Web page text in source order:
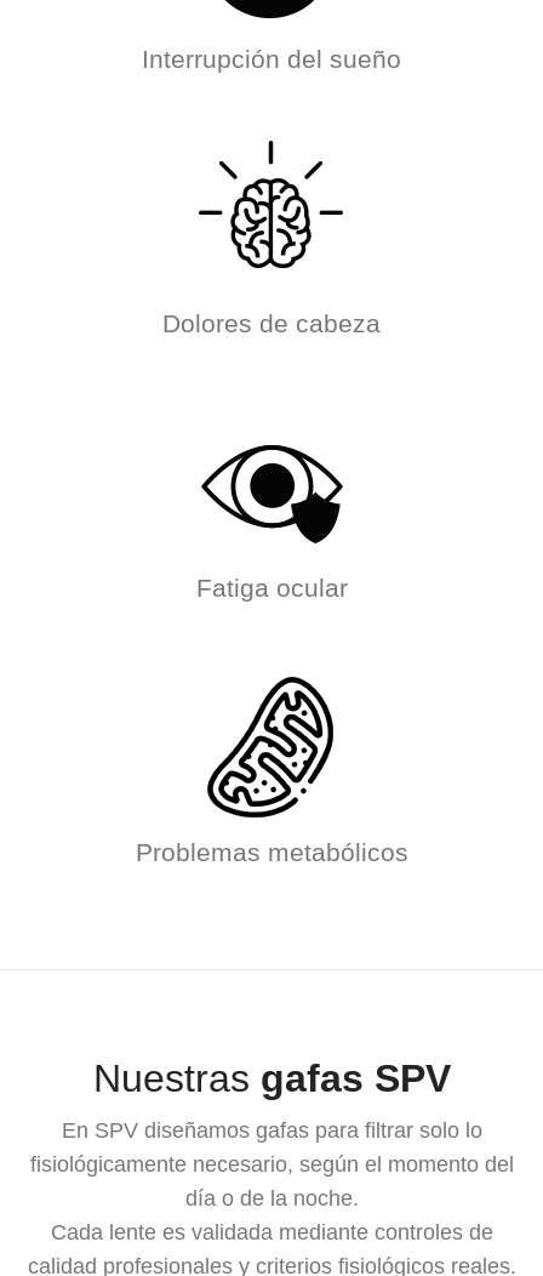
Interrupción del sueño
Dolores de cabeza
Fatiga ocular
Problemas metabólicos
Nuestras gafas SPV
En SPV diseñamos gafas para filtrar solo lo
fisiológicamente necesario, según el momento del
día o de la noche.
Cada lente es validada mediante controles de
calidad profesionales y criterios fisiológicos reales.